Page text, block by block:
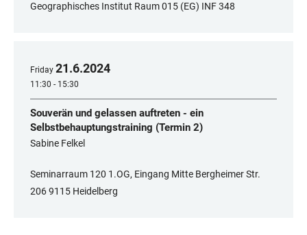
Geographisches Institut Raum 015 (EG) INF 348
Friday 21.6.2024
11:30 - 15:30
Souverän und gelassen auftreten - ein
Selbstbehauptungstraining (Termin 2)
Sabine Felkel
Seminarraum 120 1.OG, Eingang Mitte Bergheimer Str.
206 9115 Heidelberg